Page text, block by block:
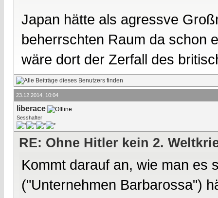
Japan hätte als agressve
beherrschten Raum da schon
wäre dort der Zerfall des
23.12.2014, 10:04
liberace
Sesshafter
RE: Ohne Hitler kein 2.
Kommt darauf an, wie man es
("Unternehmen Barbarossa")